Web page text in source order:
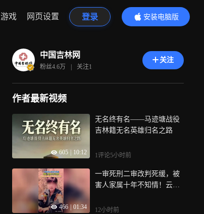
游戏 网页设置 登录
安装电脑版
内容更精彩
中国吉林网
粉丝4.6万 | 关注1
关注
作者最新视频
605 10:12
无名终有名——马迹塘战役
吉林籍无名英雄归名之路
1评论5小时前
466 01:34
一审死刑二审改判死缓，被
害人家属十年不知情！云南
12小时前